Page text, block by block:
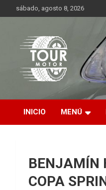
al
sábado, agosto 8, 2026
Tour
Plataforma de contenido
INICIO MENÚ
BENJAMÍN
COPA